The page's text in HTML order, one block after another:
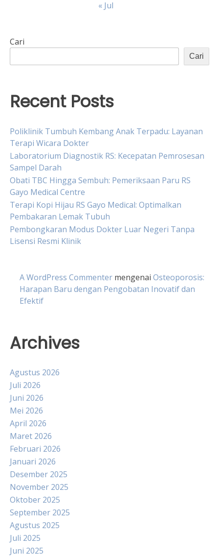
« Jul
Cari
Cari
Recent Posts
Poliklinik Tumbuh Kembang Anak Terpadu: Layanan
Terapi Wicara Dokter
Laboratorium Diagnostik RS: Kecepatan Pemrosesan
Sampel Darah
Obati TBC Hingga Sembuh: Pemeriksaan Paru RS
Gayo Medical Centre
Terapi Kopi Hijau RS Gayo Medical: Optimalkan
Pembakaran Lemak Tubuh
Pembongkaran Modus Dokter Luar Negeri Tanpa
Lisensi Resmi Klinik
A WordPress Commenter mengenai Osteoporosis:
Harapan Baru dengan Pengobatan Inovatif dan
Efektif
Archives
Agustus 2026
Juli 2026
Juni 2026
Mei 2026
April 2026
Maret 2026
Februari 2026
Januari 2026
Desember 2025
November 2025
Oktober 2025
September 2025
Agustus 2025
Juli 2025
Juni 2025